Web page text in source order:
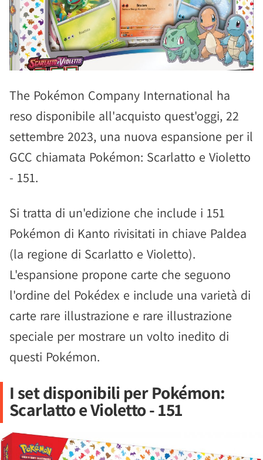
The Pokémon Company International ha
reso disponibile all'acquisto quest'oggi, 22
settembre 2023, una nuova espansione per il
GCC chiamata Pokémon: Scarlatto e Violetto
- 151.
Si tratta di un'edizione che include i 151
Pokémon di Kanto rivisitati in chiave Paldea
(la regione di Scarlatto e Violetto).
L'espansione propone carte che seguono
l'ordine del Pokédex e include una varietà di
carte rare illustrazione e rare illustrazione
speciale per mostrare un volto inedito di
questi Pokémon.
I set disponibili per Pokémon:
Scarlatto e Violetto - 151